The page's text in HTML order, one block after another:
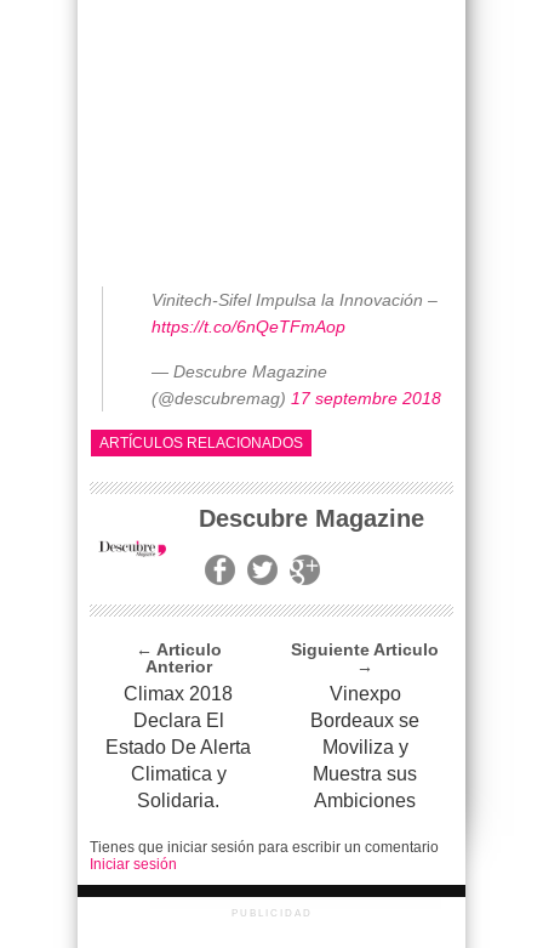
Vinitech-Sifel Impulsa la Innovación –
https://t.co/6nQeTFmAop
— Descubre Magazine
(@descubremag) 17 septembre 2018
ARTÍCULOS RELACIONADOS
Descubre Magazine
← Articulo
Anterior
Climax 2018
Declara El
Estado De Alerta
Climatica y
Solidaria.
Siguiente Articulo
→
Vinexpo
Bordeaux se
Moviliza y
Muestra sus
Ambiciones
Tienes que iniciar sesión para escribir un comentario
Iniciar sesión
PUBLICIDAD